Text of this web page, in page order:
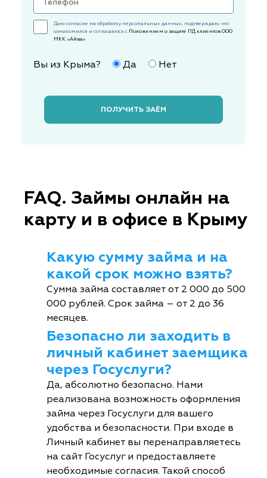
Даю согласие на обработку персональных данных, подтверждаю, что
ознакомился и соглашаюсь с Положением о защите ПД клиентов ООО
МКК «Айва»
Вы из Крыма? Да Нет
ПОЛУЧИТЬ ЗАЁМ
FAQ. Займы онлайн на
карту и в офисе в Крыму
Какую сумму займа и на
какой срок можно взять?
Сумма займа составляет от 2 000 до 500
000 рублей. Срок займа – от 2 до 36
месяцев.
Безопасно ли заходить в
личный кабинет заемщика
через Госуслуги?
Да, абсолютно безопасно. Нами
реализована возможность оформления
займа через Госуслуги для вашего
удобства и безопасности. При входе в
Личный кабинет вы перенаправляетесь
на сайт Госуслуг и предоставляете
необходимые согласия. Такой способ